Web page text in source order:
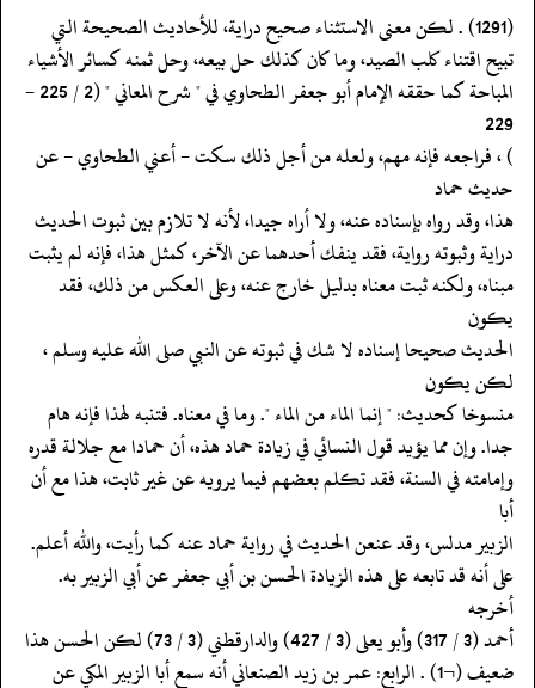
‏‏‏‏(1291) . لكن معنى الاستثناء صحيح دراية، للأحاديث الصحيحة التي
‏‏‏‏تبيح اقتناء كلب الصيد، وما كان كذلك حل بيعه، وحل ثمنه كسائر الأشياء
‏‏‏‏المباحة كما حققه الإمام أبو جعفر الطحاوي في " شرح المعاني " (2 / 225 -
229
‏‏‏‏) ، فراجعه فإنه مهم، ولعله من أجل ذلك سكت - أعني الطحاوي - عن
حديث حماد
‏‏‏‏هذا، وقد رواه بإسناده عنه، ولا أراه جيدا، لأنه لا تلازم بين ثبوت الحديث
‏‏‏‏دراية وثبوته رواية، فقد ينفك أحدهما عن الآخر، كمثل هذا، فإنه لم يثبت
‏‏‏‏مبناه، ولكنه ثبت معناه بدليل خارج عنه، وعلى العكس من ذلك، فقد
يكون
‏‏‏‏الحديث صحيحا إسناده لا شك في ثبوته عن النبي صلى الله عليه وسلم ،
لكن يكون
‏‏‏‏منسوخا كحديث: " إنما الماء من الماء ". وما في معناه. فتنبه لهذا فإنه هام
‏‏‏‏جدا. وإن مما يؤيد قول النسائي في زيادة حماد هذه، أن حمادا مع جلالة قدره
‏‏‏‏وإمامته في السنة، فقد تكلم بعضهم فيما يرويه عن غير ثابت، هذا مع أن
أبا
‏‏‏‏الزبير مدلس، وقد عنعن الحديث في رواية حماد عنه كما رأيت، والله أعلم.
‏‏‏‏على أنه قد تابعه على هذه الزيادة الحسن بن أبي جعفر عن أبي الزبير به.
أخرجه
‏‏‏‏أحمد (3 / 317) وأبو يعلى (3 / 427) والدارقطني (3 / 73) لكن الحسن هذا
‏‏‏‏ضعيف (¬1) . الرابع: عمر بن زيد الصنعاني أنه سمع أبا الزبير المكي عن